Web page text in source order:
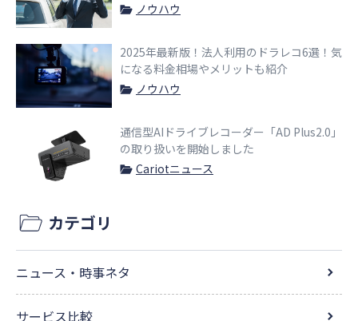
ノウハウ
2025年最新版！法人利用のドラレコ6選！気
になる料金相場やメリットも紹介
ノウハウ
通信型AIドライブレコーダー「AD Plus2.0」
の取り扱いを開始しました
Cariotニュース
カテゴリ
ニュース・時事ネタ
サービス比較